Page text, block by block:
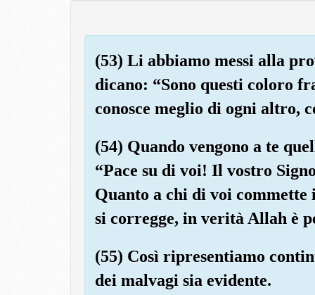
(53) Li abbiamo messi alla
dicano: “Sono questi coloro
conosce meglio di ogni altro,
(54) Quando vengono a te
“Pace su di voi! Il vostro
Quanto a chi di voi commette
si corregge, in verità Allah è
(55) Così ripresentiamo
dei malvagi sia evidente.